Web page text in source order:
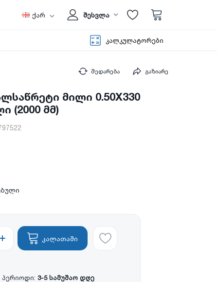
ქარ შესვლა
კალკულატორები
შედარება გაზიარე
მილი 0.50X330
(2000 მმ)
კალათაში
პერიოდი: 3-5 სამუშაო დღე